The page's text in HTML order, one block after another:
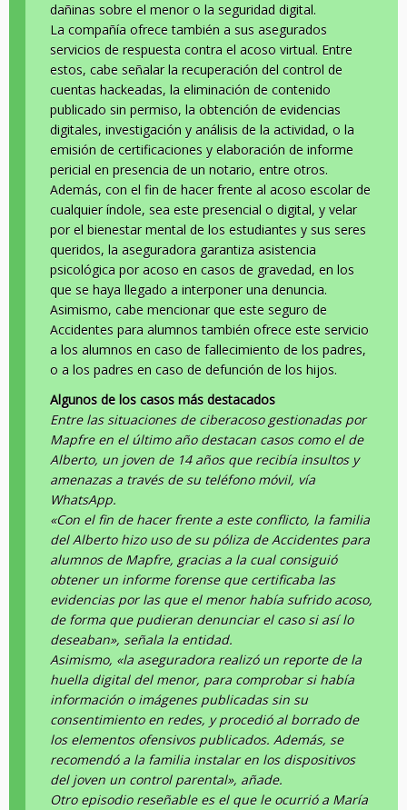
dañinas sobre el menor o la seguridad digital.
La compañía ofrece también a sus asegurados
servicios de respuesta contra el acoso virtual. Entre
estos, cabe señalar la recuperación del control de
cuentas hackeadas, la eliminación de contenido
publicado sin permiso, la obtención de evidencias
digitales, investigación y análisis de la actividad, o la
emisión de certificaciones y elaboración de informe
pericial en presencia de un notario, entre otros.
Además, con el fin de hacer frente al acoso escolar de
cualquier índole, sea este presencial o digital, y velar
por el bienestar mental de los estudiantes y sus seres
queridos, la aseguradora garantiza asistencia
psicológica por acoso en casos de gravedad, en los
que se haya llegado a interponer una denuncia.
Asimismo, cabe mencionar que este seguro de
Accidentes para alumnos también ofrece este servicio
a los alumnos en caso de fallecimiento de los padres,
o a los padres en caso de defunción de los hijos.
Algunos de los casos más destacados
Entre las situaciones de ciberacoso gestionadas por
Mapfre en el último año destacan casos como el de
Alberto, un joven de 14 años que recibía insultos y
amenazas a través de su teléfono móvil, vía
WhatsApp.
«Con el fin de hacer frente a este conflicto, la familia
del Alberto hizo uso de su póliza de Accidentes para
alumnos de Mapfre, gracias a la cual consiguió
obtener un informe forense que certificaba las
evidencias por las que el menor había sufrido acoso,
de forma que pudieran denunciar el caso si así lo
deseaban», señala la entidad.
Asimismo, «la aseguradora realizó un reporte de la
huella digital del menor, para comprobar si había
información o imágenes publicadas sin su
consentimiento en redes, y procedió al borrado de
los elementos ofensivos publicados. Además, se
recomendó a la familia instalar en los dispositivos
del joven un control parental», añade.
Otro episodio reseñable es el que le ocurrió a María